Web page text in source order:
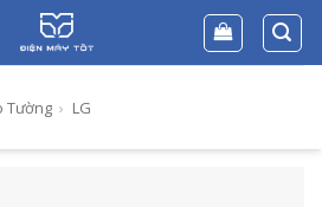
Tường › LG